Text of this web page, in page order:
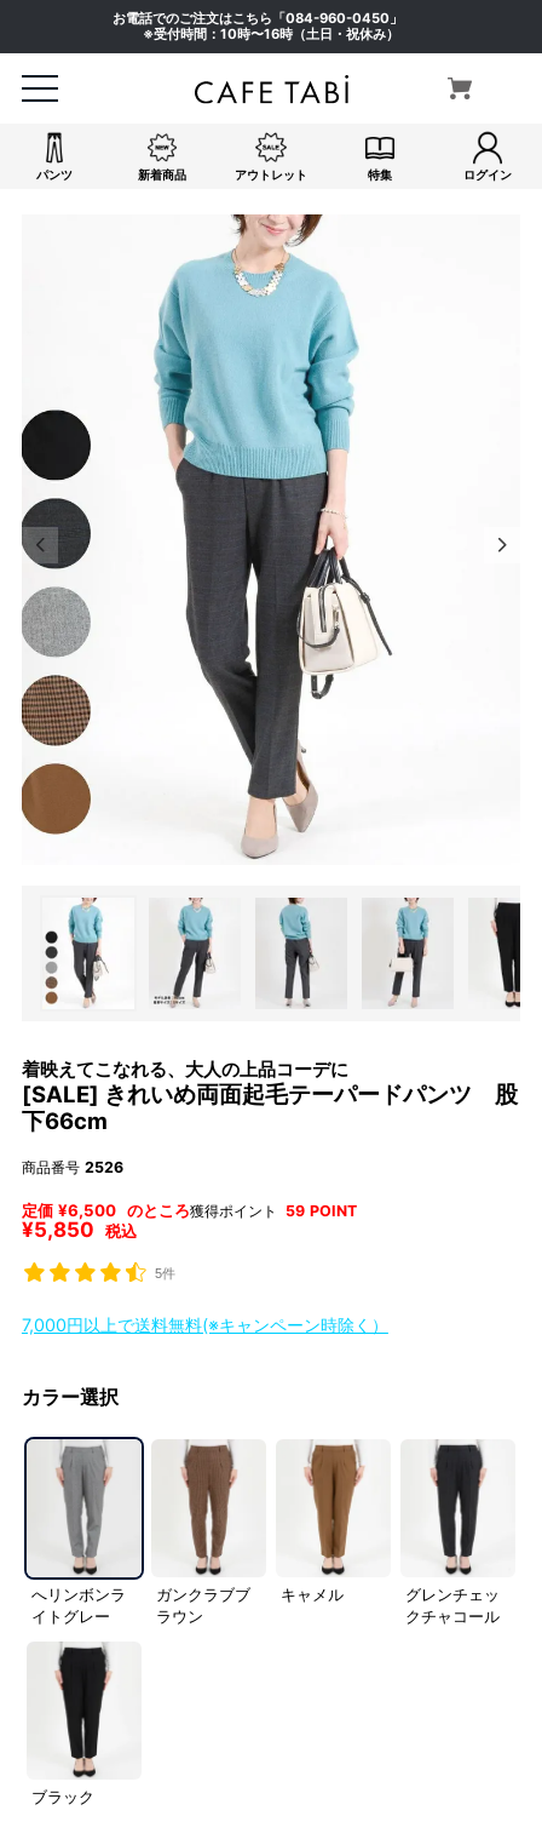
お電話でのご注文はこちら「084-960-0450 」
※受付時間：10時〜16時（土日・祝休み）
パンツ 新着商品 アウトレット 特集 ログイン
着映えてこなれる、大人の上品コーデに
[SALE] きれいめ両面起毛テーパードパンツ 股
下66cm
商品番号 2526
定価 ¥6,500 のところ
¥5,850 税込
獲得ポイント 59 POINT
5件
7,000円以上で送料無料(※キャンペーン時除く）
カラー選択
へリンボンラ
イトグレー
ガンクラブブ
ラウン
キャメル
グレンチェッ
クチャコール
ブラック